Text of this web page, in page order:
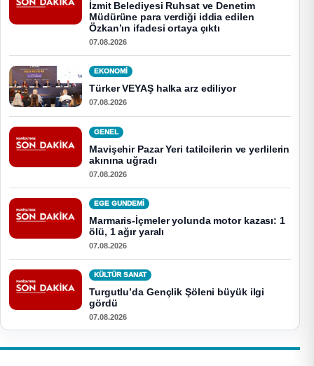
İzmit Belediyesi Ruhsat ve Denetim
Müdürüne para verdiği iddia edilen
Özkan’ın ifadesi ortaya çıktı
07.08.2026
EKONOMI
Türker VEYAŞ halka arz ediliyor
07.08.2026
GENEL
Mavişehir Pazar Yeri tatilcilerin ve yerlilerin
akınına uğradı
07.08.2026
EGE GUNDEMİ
Marmaris-İçmeler yolunda motor kazası: 1
ölü, 1 ağır yaralı
07.08.2026
KÜLTÜR SANAT
Turgutlu’da Gençlik Şöleni büyük ilgi
gördü
07.08.2026